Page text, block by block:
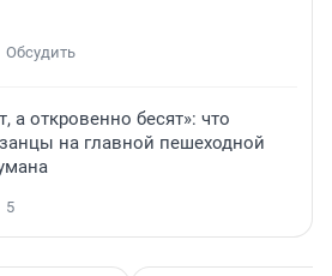
Обсудить
а откровенно бесят»: что
на главной пешеходной
5